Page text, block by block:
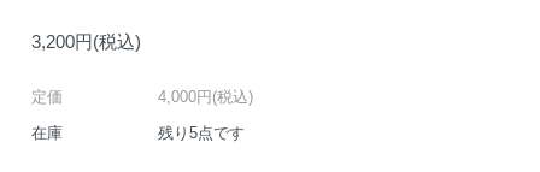
3,200円(税込)
定価
4,000円(税込)
在庫
残り5点です